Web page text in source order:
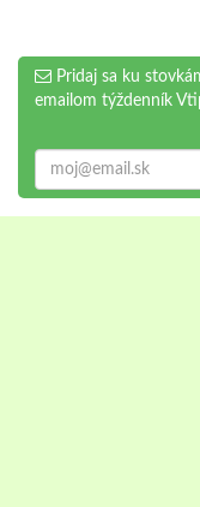
Pridaj sa ku
emailom týždenník